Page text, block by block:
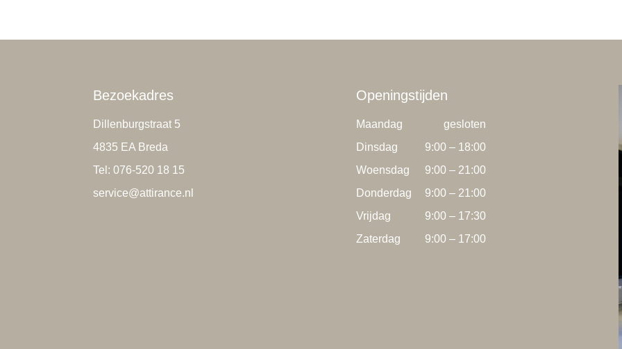
Bezoekadres
Dillenburgstraat 5
4835 EA Breda
Tel: 076-520 18 15
service@attirance.nl
Openingstijden
Maandag
gesloten
Dinsdag
9:00 – 18:00
Woensdag
9:00 – 21:00
Donderdag
9:00 – 21:00
Vrijdag
9:00 – 17:30
Zaterdag
9:00 – 17:00